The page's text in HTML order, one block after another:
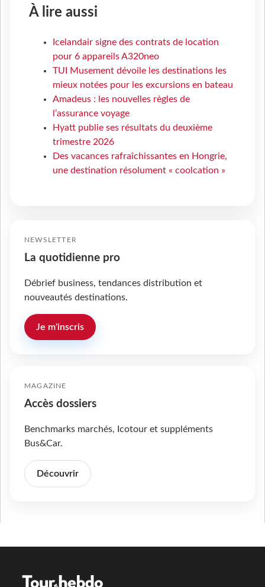
À lire aussi
Icelandair signe des contrats de location
pour 6 appareils A320neo
TUI Musement dévoile les destinations les
mieux notées pour les excursions en bateau
Amadeus : les nouvelles règles de
l’assurance voyage
Hyatt publie ses résultats du deuxième
trimestre 2026
Des vacances rafraîchissantes en Hongrie,
une destination résolument « coolcation »
NEWSLETTER
La quotidienne pro
Débrief business, tendances distribution et
nouveautés destinations.
Je m'inscris
MAGAZINE
Accès dossiers
Benchmarks marchés, Icotour et suppléments
Bus&Car.
Découvrir